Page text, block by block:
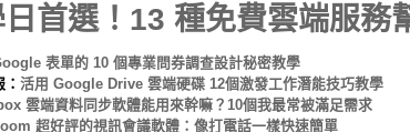
首選！13 種免費雲端服務
表單的 10 個專業問券調查設計秘密教學
活用 Google Drive 雲端硬碟 12個激發工作潛能技巧教學
雲端資料同步軟體能用來幹嘛？10個我最常被滿足需求
超好評的視訊會議軟體：像打電話一樣快速簡單